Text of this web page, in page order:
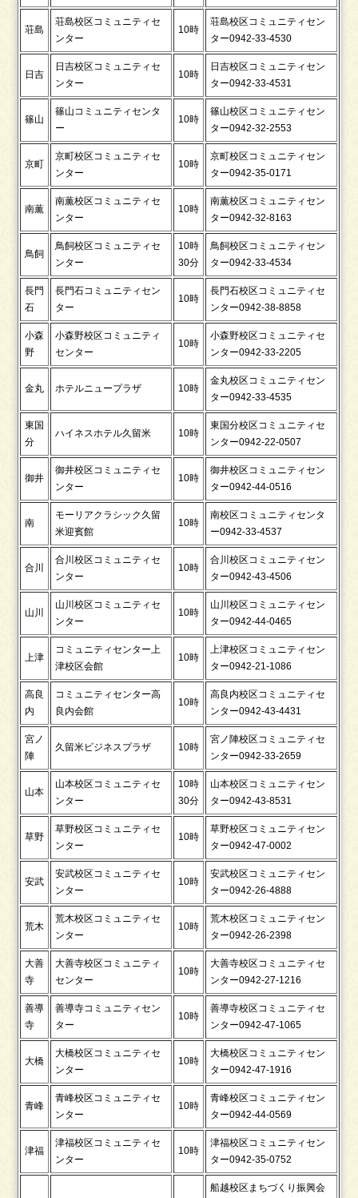
荘島
荘島校区コミュニティセ
ンター
10時
荘島校区コミュニティセン
ター0942-33-4530
日吉
日吉校区コミュニティセ
ンター
10時
日吉校区コミュニティセン
ター0942-33-4531
篠山
篠山コミュニティセンタ
ー
10時
篠山校区コミュニティセン
ター0942-32-2553
京町
京町校区コミュニティセ
ンター
10時
京町校区コミュニティセン
ター0942-35-0171
南薫
南薫校区コミュニティセ
ンター
10時
南薫校区コミュニティセン
ター0942-32-8163
鳥飼
鳥飼校区コミュニティセ
ンター
10時
30分
鳥飼校区コミュニティセン
ター0942-33-4534
長門
石
長門石コミュニティセン
ター
10時
長門石校区コミュニティセ
ンター0942-38-8858
小森
野
小森野校区コミュニティ
センター
10時
小森野校区コミュニティセ
ンター0942-33-2205
金丸 ホテルニュープラザ 10時
金丸校区コミュニティセン
ター0942-33-4535
東国
分
ハイネスホテル久留米 10時
東国分校区コミュニティセ
ンター0942-22-0507
御井
御井校区コミュニティセ
ンター
10時
御井校区コミュニティセン
ター0942-44-0516
南
モーリアクラシック久留
米迎賓館
10時
南校区コミュニティセンタ
ー0942-33-4537
合川
合川校区コミュニティセ
ンター
10時
合川校区コミュニティセン
ター0942-43-4506
山川
山川校区コミュニティセ
ンター
10時
山川校区コミュニティセン
ター0942-44-0465
上津
コミュニティセンター上
津校区会館
10時
上津校区コミュニティセン
ター0942-21-1086
高良
内
コミュニティセンター高
良内会館
10時
高良内校区コミュニティセ
ンター0942-43-4431
宮ノ
陣
久留米ビジネスプラザ 10時
宮ノ陣校区コミュニティセ
ンター0942-33-2659
山本
山本校区コミュニティセ
ンター
10時
30分
山本校区コミュニティセン
ター0942-43-8531
草野
草野校区コミュニティセ
ンター
10時
草野校区コミュニティセン
ター0942-47-0002
安武
安武校区コミュニティセ
ンター
10時
安武校区コミュニティセン
ター0942-26-4888
荒木
荒木校区コミュニティセ
ンター
10時
荒木校区コミュニティセン
ター0942-26-2398
大善
寺
大善寺校区コミュニティ
センター
10時
大善寺校区コミュニティセ
ンター0942-27-1216
善導
寺
善導寺コミュニティセン
ター
10時
善導寺校区コミュニティセ
ンター0942-47-1065
大橋
大橋校区コミュニティセ
ンター
10時
大橋校区コミュニティセン
ター0942-47-1916
青峰
青峰校区コミュニティセ
ンター
10時
青峰校区コミュニティセン
ター0942-44-0569
津福
津福校区コミュニティセ
ンター
10時
津福校区コミュニティセン
ター0942-35-0752
船越校区まちづくり振興会